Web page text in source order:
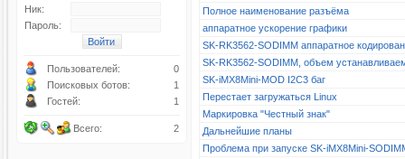
Ник:
Пароль:
Пользователей:
0
Поисковых ботов:
1
Гостей:
1
Всего: 2
Полное наименование разъёма
аппаратное ускорение графики
SK-RK3562-SODIMM аппаратное
SK-RK3562-SODIMM, объем
SK-iMX8Mini-MOD I2C3 баг
Перестает загружаться Linux
Маркировка "Честный знак"
Дальнейшие планы
Проблема при запуске SK-iMX8Mini-